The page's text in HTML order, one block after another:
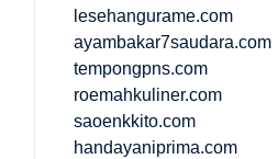
lesehangurame.com
ayambakar7saudara.com
tempongpns.com
roemahkuliner.com
saoenkkito.com
handayaniprima.com